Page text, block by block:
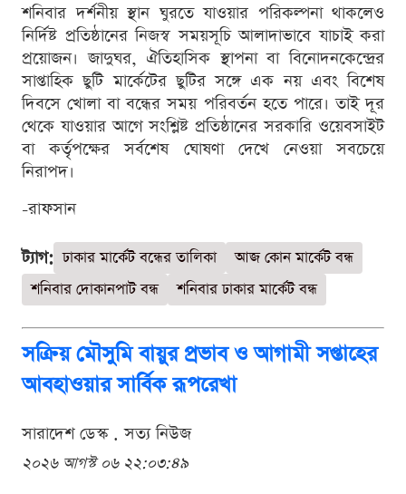
শনিবার দর্শনীয় স্থান ঘুরতে যাওয়ার পরিকল্পনা থাকলেও
নির্দিষ্ট প্রতিষ্ঠানের নিজস্ব সময়সূচি আলাদাভাবে যাচাই করা
প্রয়োজন। জাদুঘর, ঐতিহাসিক স্থাপনা বা বিনোদনকেন্দ্রের
সাপ্তাহিক ছুটি মার্কেটের ছুটির সঙ্গে এক নয় এবং বিশেষ
দিবসে খোলা বা বন্ধের সময় পরিবর্তন হতে পারে। তাই দূর
থেকে যাওয়ার আগে সংশ্লিষ্ট প্রতিষ্ঠানের সরকারি ওয়েবসাইট
বা কর্তৃপক্ষের সর্বশেষ ঘোষণা দেখে নেওয়া সবচেয়ে
নিরাপদ।
-রাফসান
ট্যাগ: ঢাকার মার্কেট বন্ধের তালিকা
আজ কোন মার্কেট বন্ধ
শনিবার দোকানপাট বন্ধ
শনিবার ঢাকার মার্কেট বন্ধ
সক্রিয় মৌসুমি বায়ুর প্রভাব ও আগামী সপ্তাহের
আবহাওয়ার সার্বিক রূপরেখা
সারাদেশ ডেস্ক . সত্য নিউজ
২০২৬ আগস্ট ০৬ ২২:০৩:৪৯